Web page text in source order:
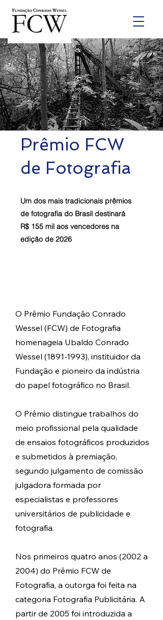
Prêmio FCW
de Fotografia
Um dos mais tradicionais prêmios
de fotografia do Brasil destinará
R$ 155 mil aos vencedores na
edição de 2026
O Prêmio Fundação Conrado
Wessel (FCW) de Fotografia
homenageia Ubaldo Conrado
Wessel (1891-1993), instituidor da
Fundação e pioneiro da indústria
do papel fotográfico no Brasil.
O Prêmio distingue trabalhos do
meio profissional pela qualidade
de ensaios fotográficos produzidos
e submetidos à premiação,
segundo julgamento de comissão
julgadora formada por
especialistas e professores
universitários de publicidade e
fotografia.
Nos primeiros quatro anos (2002 a
2004) do Prêmio FCW de
Fotografia, a outorga foi feita na
categoria Fotografia Publicitária. A
partir de 2005 foi introduzida a